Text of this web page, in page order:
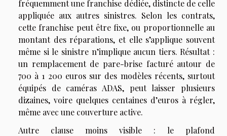
fréquemment une franchise dédiée, distincte de celle
appliquée aux autres sinistres. Selon les contrats,
cette franchise peut être fixe, ou proportionnelle au
montant des réparations, et elle s’applique souvent
même si le sinistre n’implique aucun tiers. Résultat :
un remplacement de pare-brise facturé autour de
700 à 1 200 euros sur des modèles récents, surtout
équipés de caméras ADAS, peut laisser plusieurs
dizaines, voire quelques centaines d’euros à régler,
même avec une couverture active.
Autre clause moins visible : le plafond